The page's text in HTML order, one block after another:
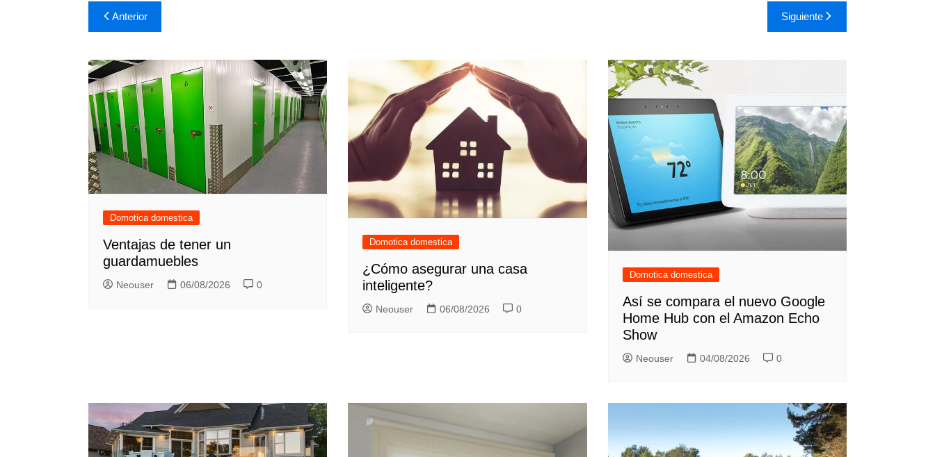
Navegación
de
entradas
Anterior Siguiente
Domotica domestica
Ventajas de tener un
guardamuebles
Neouser 06/08/2026 0
Domotica domestica
¿Cómo asegurar una casa
inteligente?
Neouser 06/08/2026 0
Domotica domestica
Así se compara el nuevo Google
Home Hub con el Amazon Echo
Show
Neouser 04/08/2026 0